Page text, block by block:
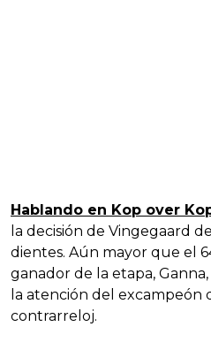
Hablando en Kop over
la decisión de Vingegaard
dientes. Aún mayor que el
ganador de la etapa,
la atención del excampeón
contrarreloj.